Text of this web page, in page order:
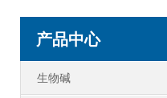
产品中心
生物碱